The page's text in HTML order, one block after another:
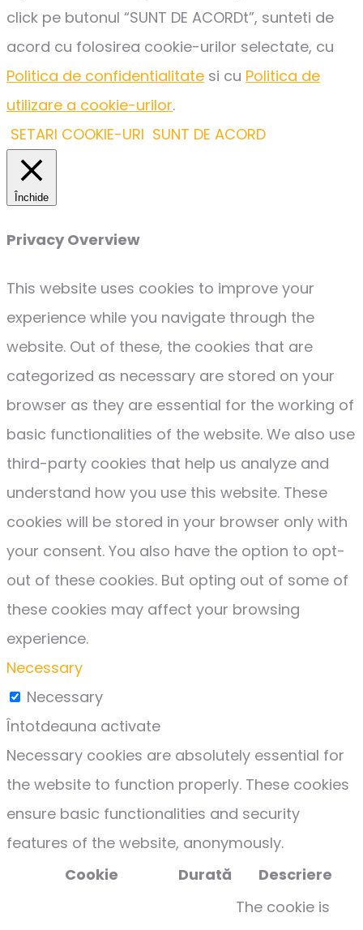
click pe butonul “SUNT DE ACORDt”, sunteti de
acord cu folosirea cookie-urilor selectate, cu
Politica de confidentialitate si cu Politica de
utilizare a cookie-urilor.
SETARI COOKIE-URI SUNT DE ACORD
Închide
Privacy Overview
This website uses cookies to improve your
experience while you navigate through the
website. Out of these, the cookies that are
categorized as necessary are stored on your
browser as they are essential for the working of
basic functionalities of the website. We also use
third-party cookies that help us analyze and
understand how you use this website. These
cookies will be stored in your browser only with
your consent. You also have the option to opt-
out of these cookies. But opting out of some of
these cookies may affect your browsing
experience.
Necessary
Necessary
Întotdeauna activate
Necessary cookies are absolutely essential for
the website to function properly. These cookies
ensure basic functionalities and security
features of the website, anonymously.
Cookie
Durată
Descriere
The cookie is